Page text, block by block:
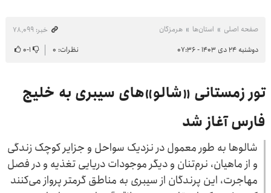
صفحه اصلی استان‌ها هرمزگان
خبر: ۷۸٬۰۹۹
دوشنبه ۲۴ دی ۱۴۰۳ - ۰۷:۳۶
نظرات: ۰ ۱-۰
تور زمستانی «شالو»های سیبری به خلیج
فارس آغاز شد
شالوها به طور معمول در نزدیک سواحل و جزایر کوچک زندگی
و از ماهیان، نرم‌تنان و دیگر موجودات دریایی تغذیه و در فصل
مهاجرت، این پرندگان از سیبری به مناطق گرمتر پرواز می‌کنند